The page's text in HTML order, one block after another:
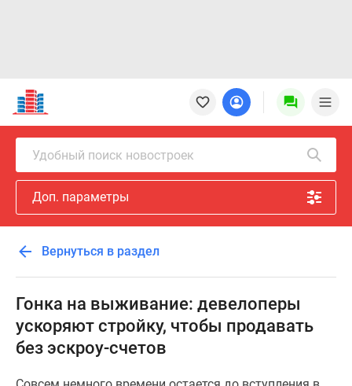
Новостройки
Квартиры
Ипотека
Новостройки
Москвы
Новостройки
Подмосковья
Новостройки
Москвы
Готовые
новостройки
Новостройки
карте
Удобный поиск новостроек
Доп. параметры
Вернуться в раздел
Гонка на выживание: девелоперы
ускоряют стройку, чтобы продавать
без эскроу-счетов